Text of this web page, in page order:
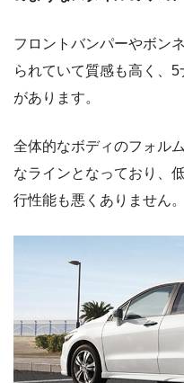
フロントバンパーやボン
られていて質感も高く、
があります。
全体的なボディのフォル
なラインとなっており、
行性能も悪くありません。